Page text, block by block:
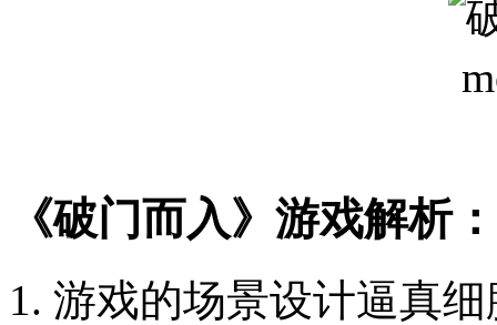
《破门而入》游戏解析：
1. 游戏的场景设计逼真